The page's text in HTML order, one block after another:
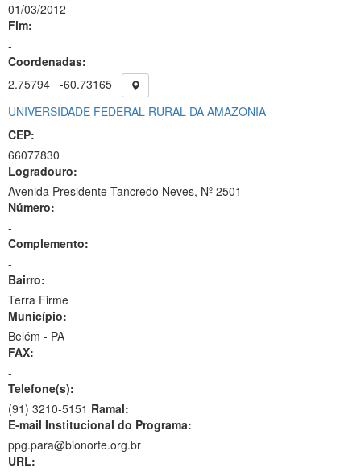
01/03/2012
Fim:
-
Coordenadas:
2.75794 -60.73165
UNIVERSIDADE FEDERAL RURAL DA AMAZÔNIA
CEP:
66077830
Logradouro:
Avenida Presidente Tancredo Neves, Nº 2501
Número:
-
Complemento:
-
Bairro:
Terra Firme
Município:
Belém - PA
FAX:
-
Telefone(s):
(91) 3210-5151 Ramal:
E-mail Institucional do Programa:
ppg.para@bionorte.org.br
URL: